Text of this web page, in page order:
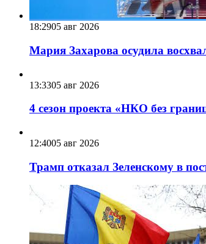
18:2905 авг 2026
Мария Захарова осудила
13:3305 авг 2026
4 сезон проекта «НКО без
12:4005 авг 2026
Трамп отказал Зеленскому в